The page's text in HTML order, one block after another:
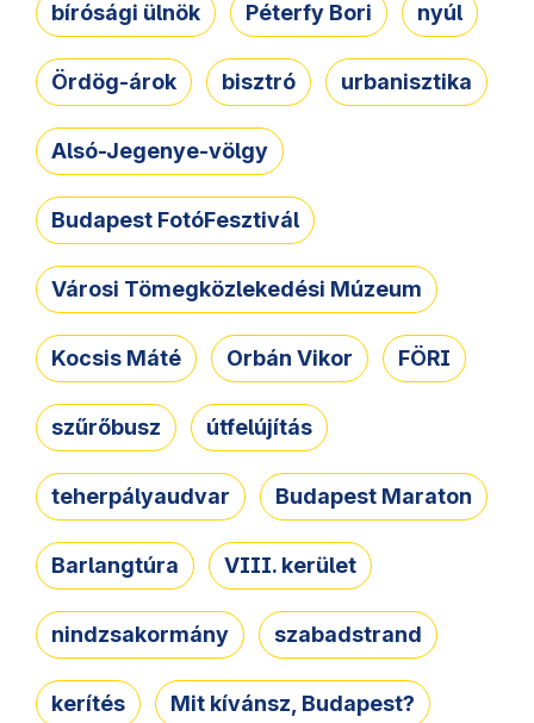
bírósági ülnök Péterfy Bori nyúl
Ördög-árok bisztró urbanisztika
Alsó-Jegenye-völgy
Budapest FotóFesztivál
Városi Tömegközlekedési Múzeum
Kocsis Máté Orbán Vikor FÖRI
szűrőbusz útfelújítás
teherpályaudvar Budapest Maraton
Barlangtúra VIII. kerület
nindzsakormány szabadstrand
kerítés Mit kívánsz, Budapest?